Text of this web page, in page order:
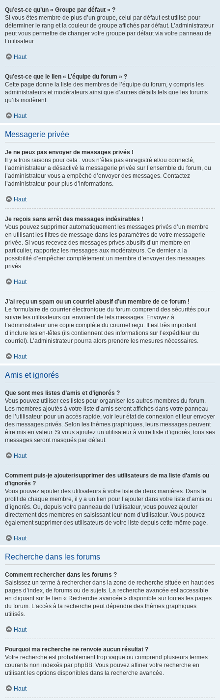
Qu’est-ce qu’un « Groupe par défaut » ?
Si vous êtes membre de plus d’un groupe, celui par défaut est utilisé pour
déterminer le rang et la couleur de groupe affichés par défaut. L’administrateur
peut vous permettre de changer votre groupe par défaut via votre panneau de
l’utilisateur.
Haut
Qu’est-ce que le lien « L’équipe du forum » ?
Cette page donne la liste des membres de l’équipe du forum, y compris les
administrateurs et modérateurs ainsi que d’autres détails tels que les forums
qu’ils modèrent.
Haut
Messagerie privée
Je ne peux pas envoyer de messages privés !
Il y a trois raisons pour cela : vous n’êtes pas enregistré et/ou connecté,
l’administrateur a désactivé la messagerie privée sur l’ensemble du forum, ou
l’administrateur vous a empêché d’envoyer des messages. Contactez
l’administrateur pour plus d’informations.
Haut
Je reçois sans arrêt des messages indésirables !
Vous pouvez supprimer automatiquement les messages privés d’un membre
en utilisant les filtres de message dans les paramètres de votre messagerie
privée. Si vous recevez des messages privés abusifs d’un membre en
particulier, rapportez les messages aux modérateurs. Ce dernier a la
possibilité d’empêcher complètement un membre d’envoyer des messages
privés.
Haut
J’ai reçu un spam ou un courriel abusif d’un membre de ce forum !
Le formulaire de courrier électronique du forum comprend des sécurités pour
suivre les utilisateurs qui envoient de tels messages. Envoyez à
l’administrateur une copie complète du courriel reçu. Il est très important
d’inclure les en-têtes (ils contiennent des informations sur l’expéditeur du
courriel). L’administrateur pourra alors prendre les mesures nécessaires.
Haut
Amis et ignorés
Que sont mes listes d’amis et d’ignorés ?
Vous pouvez utiliser ces listes pour organiser les autres membres du forum.
Les membres ajoutés à votre liste d’amis seront affichés dans votre panneau
de l’utilisateur pour un accès rapide, voir leur état de connexion et leur envoyer
des messages privés. Selon les thèmes graphiques, leurs messages peuvent
être mis en valeur. Si vous ajoutez un utilisateur à votre liste d’ignorés, tous ses
messages seront masqués par défaut.
Haut
Comment puis-je ajouter/supprimer des utilisateurs de ma liste d’amis ou
d’ignorés ?
Vous pouvez ajouter des utilisateurs à votre liste de deux manières. Dans le
profil de chaque membre, il y a un lien pour l’ajouter dans votre liste d’amis ou
d’ignorés. Ou, depuis votre panneau de l’utilisateur, vous pouvez ajouter
directement des membres en saisissant leur nom d’utilisateur. Vous pouvez
également supprimer des utilisateurs de votre liste depuis cette même page.
Haut
Recherche dans les forums
Comment rechercher dans les forums ?
Saisissez un terme à rechercher dans la zone de recherche située en haut des
pages d’index, de forums ou de sujets. La recherche avancée est accessible
en cliquant sur le lien « Recherche avancée » disponible sur toutes les pages
du forum. L’accès à la recherche peut dépendre des thèmes graphiques
utilisés.
Haut
Pourquoi ma recherche ne renvoie aucun résultat ?
Votre recherche est probablement trop vague ou comprend plusieurs termes
courants non indexés par phpBB. Vous pouvez affiner votre recherche en
utilisant les options disponibles dans la recherche avancée.
Haut